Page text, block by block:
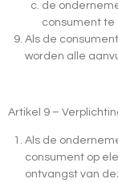
de
consument te
Als de
worden alle
Artikel 9 –
Als de
consument op
ontvangst van